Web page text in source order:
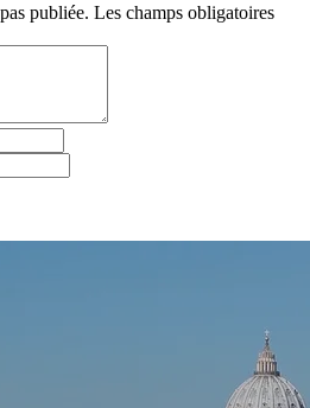
publiée. Les champs obligatoires